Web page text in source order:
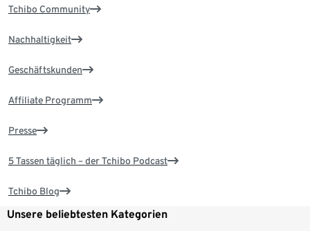
Tchibo Community
Nachhaltigkeit
Geschäftskunden
Affiliate Programm
Presse
5 Tassen täglich – der Tchibo Podcast
Tchibo Blog
Unsere beliebtesten Kategorien